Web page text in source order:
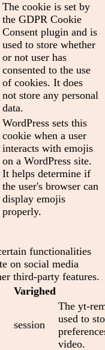
The cookie is set by
the GDPR Cookie
Consent plugin and is
used to store whether
or not user has
consented to the use
of cookies. It does
not store any personal
data.
WordPress sets this
cookie when a user
interacts with emojis
on a WordPress site.
It helps determine if
the user's browser can
display emojis
properly.
functionalities
on social media
third-party features.
Varighed
session
The yt-
used to
video.